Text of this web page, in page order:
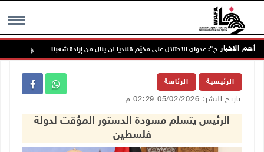
MENU أهم الاخبار
"فتح": عدوان الاحتلال على مخيّم قلنديا لن ينال من إرادة شعبنا
الرئيسية الرئاسة
تاريخ النشر: 05/02/2026 02:29 م
الرئيس يتسلم مسودة الدستور المؤقت لدولة
فلسطين